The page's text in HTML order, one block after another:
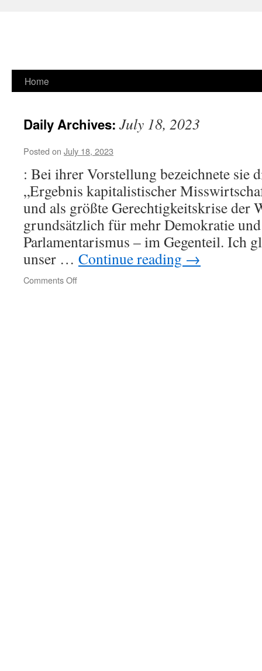
Skip
content
Home
Daily Archives: July 18, 2023
Posted on July 18, 2023
: Bei ihrer Vorstellung bezeichnete sie
„Ergebnis kapitalistischer
und als größte Gerechtigkeitskrise der
grundsätzlich für mehr Demokratie
Parlamentarismus – im Gegenteil. Ich
unser … Continue reading →
Comments Offon